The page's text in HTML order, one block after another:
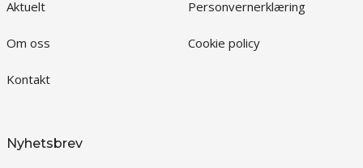
Aktuelt
Om oss
Kontakt
Personvernerklæring
Cookie policy
Nyhetsbrev